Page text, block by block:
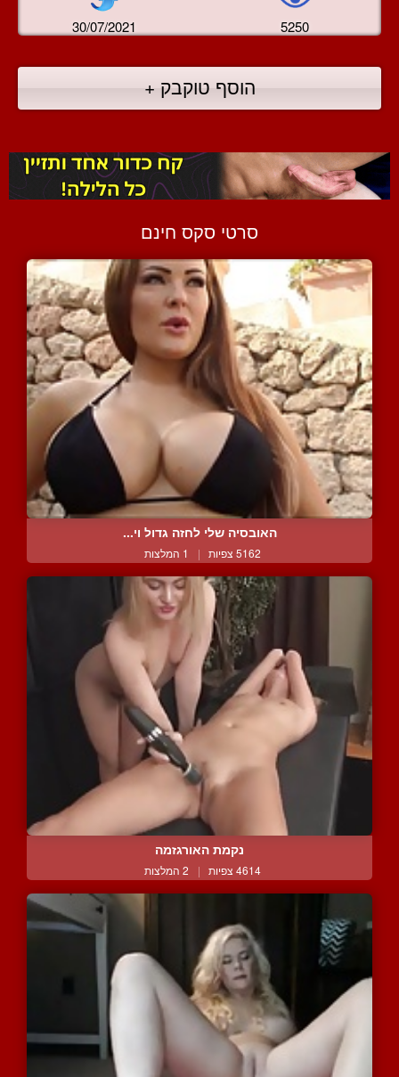
30/07/2021 5250
הוסף טוקבק +
סרטי סקס חינם
האובסיה שלי לחזה גדול וי...
5162 צפיות | 1 המלצות
נקמת האורגזמה
4614 צפיות | 2 המלצות